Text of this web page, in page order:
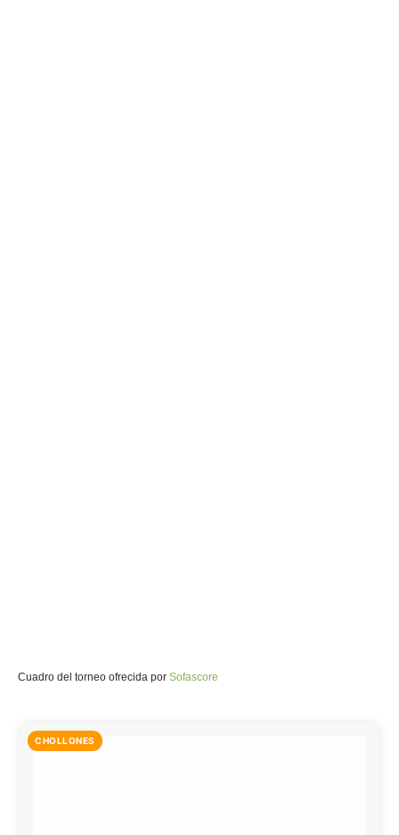
Cuadro del torneo ofrecida por Sofascore
CHOLLONES